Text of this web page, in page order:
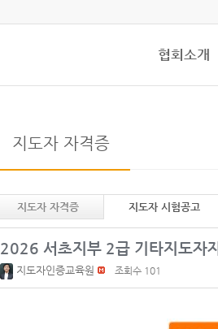
협회소개
지도자 자격증
지도자 자격증 지도자 시험공고
2026 서초지부 2급 기타지도자
지도자인증교육원 조회수 101